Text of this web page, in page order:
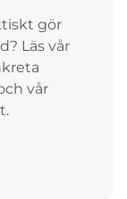
gör
Läs vår
vår